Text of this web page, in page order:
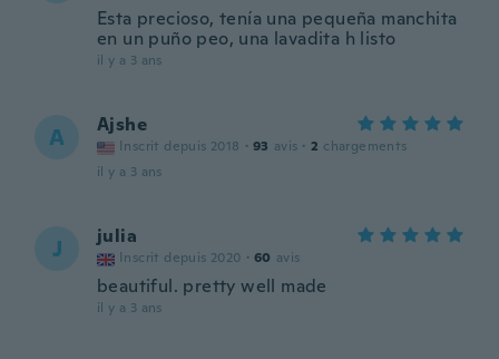
Esta precioso, tenía una pequeña manchita
en un puño peo, una lavadita h listo
il y a 3 ans
A Ajshe
Inscrit depuis 2018 · 93 avis · 2 chargements
il y a 3 ans
J julia
Inscrit depuis 2020 · 60 avis
beautiful. pretty well made
il y a 3 ans